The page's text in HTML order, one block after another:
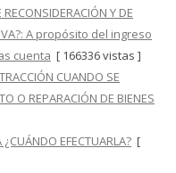
Y DE
A propósito del ingreso
cuenta [ 166336 vistas ]
CUANDO SE
O REPARACIÓN DE BIENES
EFECTUARLA? [